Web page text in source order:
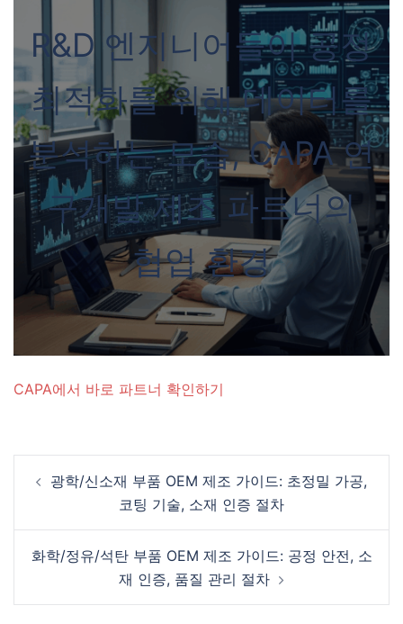
R&D 엔지니어들이 공정
최적화를 위해 데이터를
분석하는 모습, CAPA 연
구개발 제조 파트너의
협업 환경
CAPA에서 바로 파트너 확인하기
navigation
광학/신소재 부품 OEM 제조 가이드: 초정밀 가공,
코팅 기술, 소재 인증 절차
화학/정유/석탄 부품 OEM 제조 가이드: 공정 안전, 소
재 인증, 품질 관리 절차